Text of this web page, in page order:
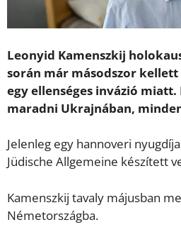
Leonyid Kamenszkij
során már másodszor
egy ellenséges invázió
maradni Ukrajnában,
Jelenleg egy hannoveri
Jüdische Allgemeine készített
Kamenszkij tavaly májusban
Németországba.